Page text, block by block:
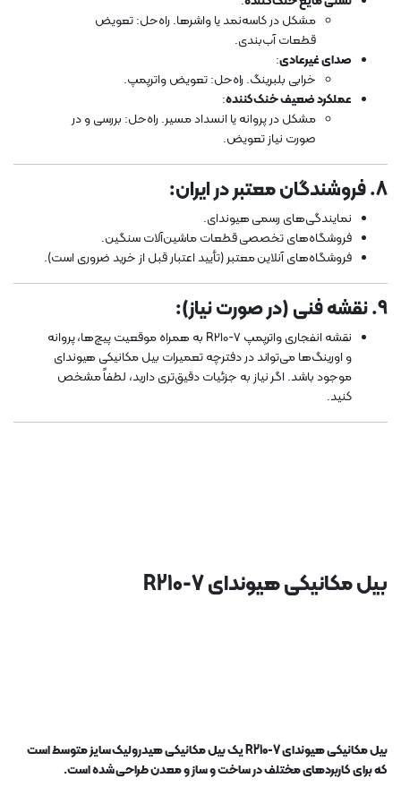
مشکل در کاسه‌نمد یا واشرها. راه‌حل: تعویض
قطعات آب‌بندی.
صدای غیرعادی:
خرابی بلبرینگ. راه‌حل: تعویض واترپمپ.
عملکرد ضعیف خنک‌کننده:
مشکل در پروانه یا انسداد مسیر. راه‌حل: بررسی و در
صورت نیاز تعویض.
8. فروشندگان معتبر در ایران:
نمایندگی‌های رسمی هیوندای.
فروشگاه‌های تخصصی قطعات ماشین‌آلات سنگین.
فروشگاه‌های آنلاین معتبر (تأیید اعتبار قبل از خرید ضروری است).
9. نقشه فنی (در صورت نیاز):
نقشه انفجاری واترپمپ R210-7 به همراه موقعیت پیچ‌ها، پروانه
و اورینگ‌ها می‌تواند در دفترچه تعمیرات بیل مکانیکی هیوندای
موجود باشد. اگر نیاز به جزئیات دقیق‌تری دارید، لطفاً مشخص
کنید.
بیل مکانیکی هیوندای R210-7
بیل مکانیکی هیوندای R210-7 یک بیل مکانیکی هیدرولیک سایز متوسط ​​است
که برای کاربردهای مختلف در ساخت و ساز و معدن طراحی شده است.